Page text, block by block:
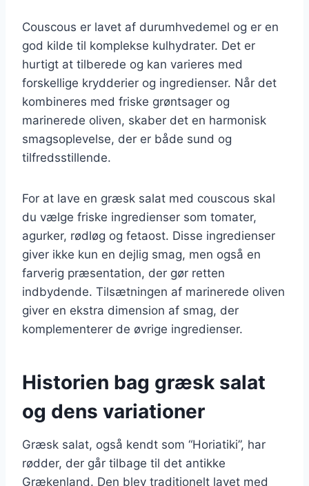
Couscous er lavet af durumhvedemel og er en
god kilde til komplekse kulhydrater. Det er
hurtigt at tilberede og kan varieres med
forskellige krydderier og ingredienser. Når det
kombineres med friske grøntsager og
marinerede oliven, skaber det en harmonisk
smagsoplevelse, der er både sund og
tilfredsstillende.
For at lave en græsk salat med couscous skal
du vælge friske ingredienser som tomater,
agurker, rødløg og fetaost. Disse ingredienser
giver ikke kun en dejlig smag, men også en
farverig præsentation, der gør retten
indbydende. Tilsætningen af marinerede oliven
giver en ekstra dimension af smag, der
komplementerer de øvrige ingredienser.
Historien bag græsk salat
og dens variationer
Græsk salat, også kendt som “Horiatiki”, har
rødder, der går tilbage til det antikke
Grækenland. Den blev traditionelt lavet med